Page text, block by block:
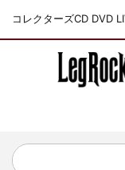
コレクターズCD DVD
ジャーニー / 1979年